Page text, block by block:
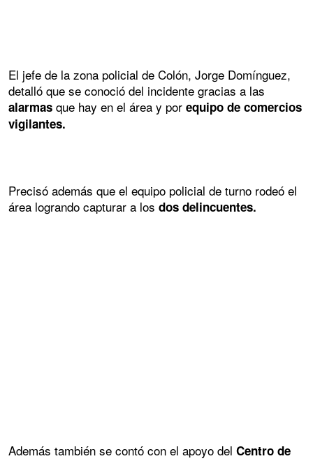
El jefe de la zona policial de Colón, Jorge Domínguez,
detalló que se conoció del incidente gracias a las
alarmas que hay en el área y por equipo de comercios
vigilantes.
Precisó además que el equipo policial de turno rodeó el
área logrando capturar a los dos delincuentes.
Además también se contó con el apoyo del Centro de